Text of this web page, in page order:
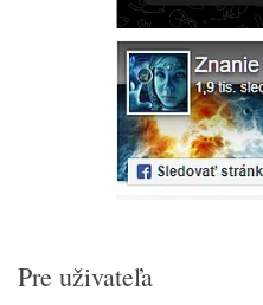
Pre uživateľa